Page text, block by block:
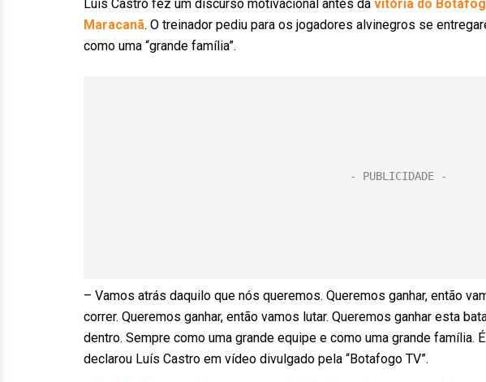
Luís Castro fez um discurso motivacional antes da vitória do
Maracanã. O treinador pediu para os jogadores alvinegros se
como uma “grande família”.
– Vamos atrás daquilo que nós queremos. Queremos ganhar, então
correr. Queremos ganhar, então vamos lutar. Queremos ganhar esta
dentro. Sempre como uma grande equipe e como uma grande família.
declarou Luís Castro em vídeo divulgado pela “Botafogo TV”.